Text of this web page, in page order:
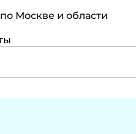
и области